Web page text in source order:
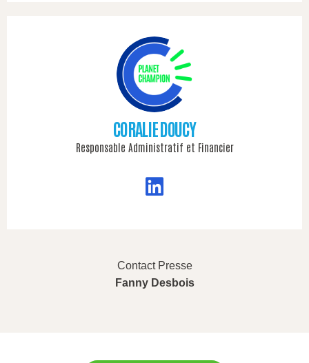
CORALIE DOUCY
Responsable Administratif et Financier
Contact Presse
Fanny Desbois